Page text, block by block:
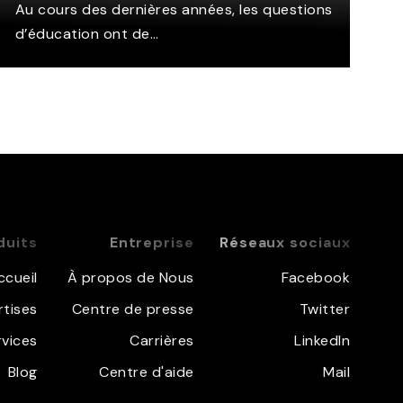
Au cours des dernières années, les questions
d’éducation ont de…
Blog
Entreprise
À propos de Nous
Centre de presse
Carrières
Centre d'aide
Réseaux sociaux
Facebook
Twitter
LinkedIn
Mail